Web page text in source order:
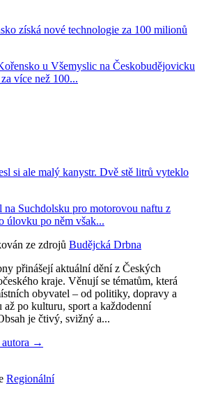
získá nové technologie za 100 milionů
u Všemyslic na Českobudějovicku
více než 100...
si ale malý kanystr. Dvě stě litrů vyteklo
Suchdolsku pro motorovou naftu z
úlovku po něm však...
ze zdrojů Budějcká Drbna
přinášejí aktuální dění z Českých
kraje. Věnují se tématům, která
obyvatel – od politiky, dopravy a
po kulturu, sport a každodenní
je čtivý, svižný a...
autora →
Regionální